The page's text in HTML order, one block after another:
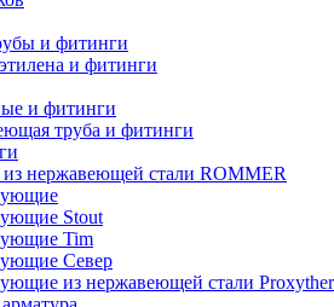
и фитинги
и фитинги
и фитинги
труба и фитинги
нержавеющей стали ROMMER
Stout
Tim
Север
из нержавеющей стали